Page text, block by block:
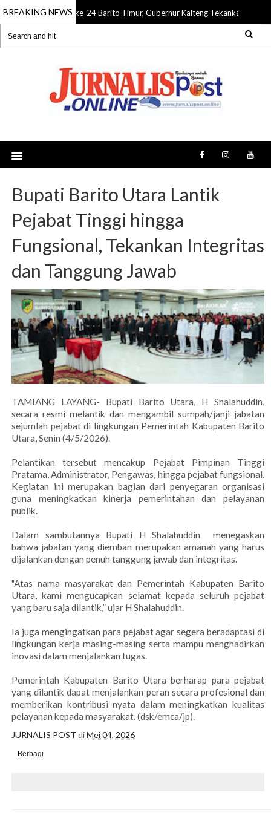
BREAKING NEWS
08 Aug 2026 HUT ke-24 Barito Timur, Gubernur Kalteng Tekankan
Bupati Barito Utara Lantik
Pejabat Tinggi hingga
Fungsional, Tekankan Integritas
dan Tanggung Jawab
TAMIANG LAYANG- Bupati Barito Utara, H Shalahuddin,
secara resmi melantik dan mengambil sumpah/janji jabatan
sejumlah pejabat di lingkungan Pemerintah Kabupaten Barito
Utara, Senin (4/5/2026).
Pelantikan tersebut mencakup Pejabat Pimpinan Tinggi
Pratama, Administrator, Pengawas, hingga pejabat fungsional.
Kegiatan ini merupakan bagian dari penyegaran organisasi
guna meningkatkan kinerja pemerintahan dan pelayanan
publik.
Dalam sambutannya Bupati H Shalahuddin menegaskan
bahwa jabatan yang diemban merupakan amanah yang harus
dijalankan dengan penuh tanggung jawab dan integritas.
"Atas nama masyarakat dan Pemerintah Kabupaten Barito
Utara, kami mengucapkan selamat kepada seluruh pejabat
yang baru saja dilantik,” ujar H Shalahuddin.
Ia juga mengingatkan para pejabat agar segera beradaptasi di
lingkungan kerja masing-masing serta mampu menghadirkan
inovasi dalam menjalankan tugas.
Pemerintah Kabupaten Barito Utara berharap para pejabat
yang dilantik dapat menjalankan peran secara profesional dan
memberikan kontribusi nyata dalam meningkatkan kualitas
pelayanan kepada masyarakat. (dsk/emca/jp).
JURNALIS POST diMei 04, 2026
Berbagi